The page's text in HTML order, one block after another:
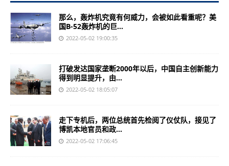
那么，轰炸机究竟有何威力，会被如此看重呢？美
国B-52轰炸机的巨...
2022-05-02 19:00:35
打破发达国家垄断2000年以后，中国自主创新能力
得到明显提升，由...
2022-05-02 18:05:07
走下专机后，两位总统首先检阅了仪仗队，接见了
博凯本地官员和政...
2022-05-02 17:06:45